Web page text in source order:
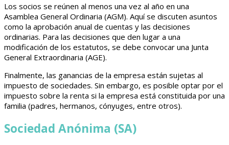
Los socios se reúnen al menos una vez al año en una
Asamblea General Ordinaria (AGM). Aquí se discuten asuntos
como la aprobación anual de cuentas y las decisiones
ordinarias. Para las decisiones que den lugar a una
modificación de los estatutos, se debe convocar una Junta
General Extraordinaria (AGE).
Finalmente, las ganancias de la empresa están sujetas al
impuesto de sociedades. Sin embargo, es posible optar por el
impuesto sobre la renta si la empresa está constituida por una
familia (padres, hermanos, cónyuges, entre otros).
Sociedad Anónima (SA)